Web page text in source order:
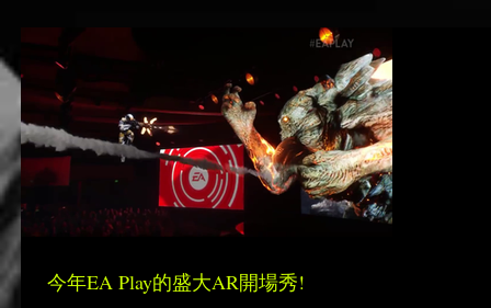
今年EA Play的盛大AR開場秀!